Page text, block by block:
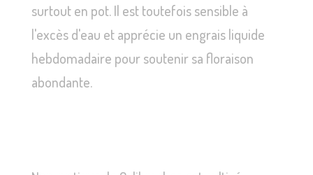
surtout en pot. Il est toutefois sensible à
l'excès d'eau et apprécie un engrais liquide
hebdomadaire pour soutenir sa floraison
abondante.